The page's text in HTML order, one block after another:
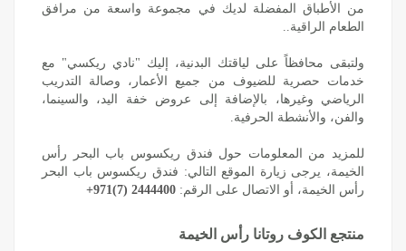
من الأطباق المفضلة لديك في مجموعة واسعة من مرافق
الطعام الراقية..
ولتبقى محافظاً على لياقتك البدنية، إليك "نادي ريكسي" مع
خدمات حصرية للضيوف من جميع الأعمار، وصالة التدريب
الرياضي وغيرها، بالإضافة إلى عروض خفة اليد، والسينما،
والفن، والأنشطة الحرفية.
للمزيد من المعلومات حول فندق ريكسوس باب البحر رأس
الخيمة، يرجى زيارة الموقع التالي: فندق ريكسوس باب البحر
رأس الخيمة، أو الاتصال على الرقم: +971(7) 2444400
منتجع الكوف روتانا رأس الخيمة